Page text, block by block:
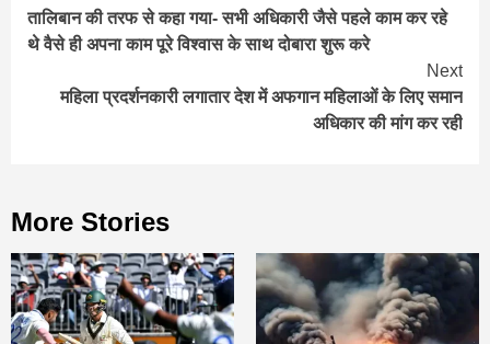
Reading
तालिबान की तरफ से कहा गया- सभी अधिकारी जैसे पहले काम कर रहे
थे वैसे ही अपना काम पूरे विश्‍वास के साथ दोबारा शुरू करे
Next
महिला प्रदर्शनकारी लगातार देश में अफगान महिलाओं के लिए समान
अधिकार की मांग कर रही
More Stories